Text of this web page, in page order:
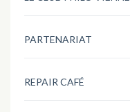
PARTENARIAT
REPAIR CAFÉ